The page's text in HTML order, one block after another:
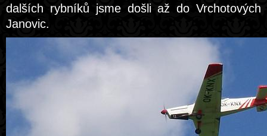
dalších rybníků jsme došli až do Vrchotových
Janovic.